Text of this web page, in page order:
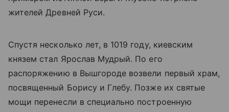
жителей Древней Руси.
Спустя несколько лет, в 1019 году, киевским
князем стал Ярослав Мудрый. По его
распоряжению в Вышгороде возвели первый храм,
посвященный Борису и Глебу. Позже их святые
мощи перенесли в специально построенную